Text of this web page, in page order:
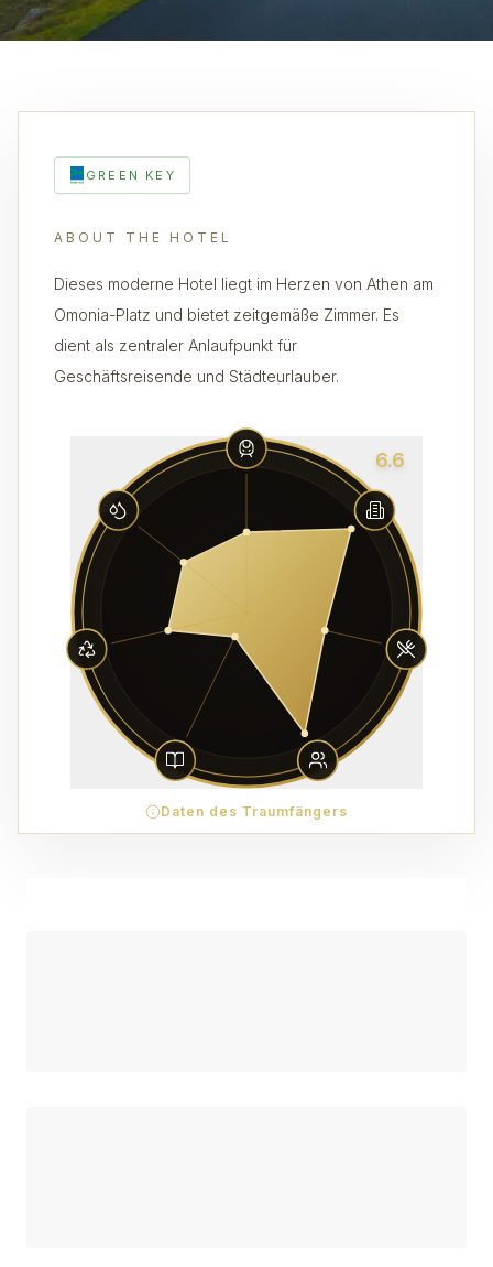
GREEN KEY
ABOUT THE HOTEL
Dieses moderne Hotel liegt im Herzen von Athen am
Omonia-Platz und bietet zeitgemäße Zimmer. Es
dient als zentraler Anlaufpunkt für
Geschäftsreisende und Städteurlauber.
6.6
Daten des Traumfängers